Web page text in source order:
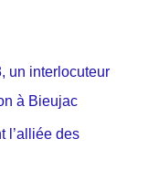
un interlocuteur
à Bieujac
l’alliée des